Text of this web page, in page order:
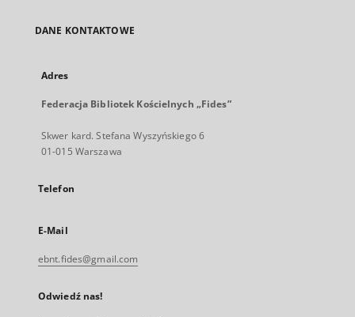
DANE KONTAKTOWE
Adres
Federacja Bibliotek Kościelnych „Fides”
Skwer kard. Stefana Wyszyńskiego 6
01-015 Warszawa
Telefon
E-Mail
ebnt.fides@gmail.com
Odwiedź nas!